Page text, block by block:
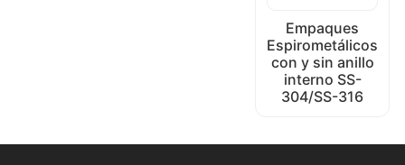
Empaques
Espirometálicos
con y sin anillo
interno SS-
304/SS-316